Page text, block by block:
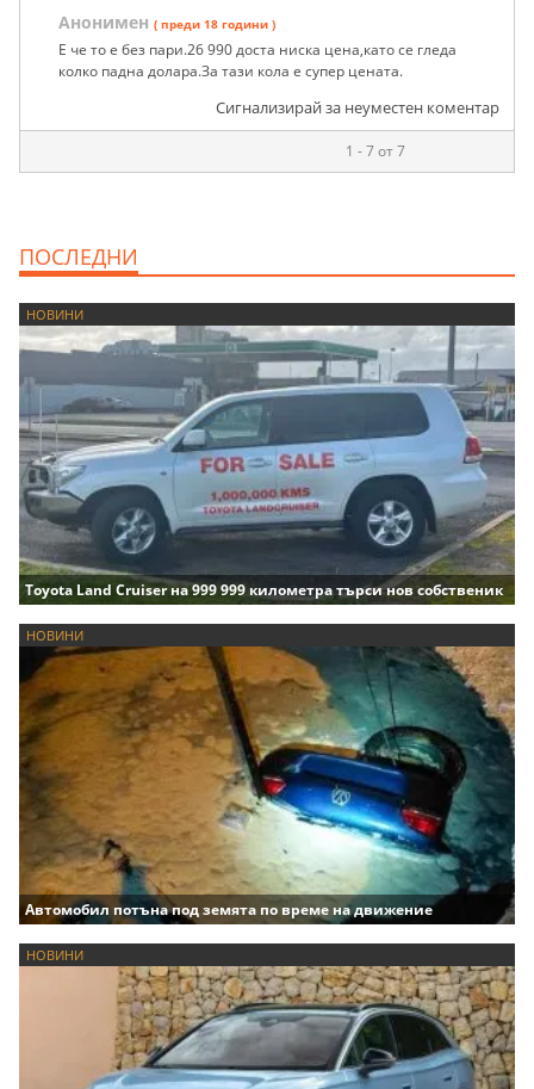
Анонимен ( преди 18 години )
Е че то е без пари.26 990 доста ниска цена,като се гледа
колко падна долара.За тази кола е супер цената.
Сигнализирай за неуместен коментар
1 - 7 от 7
ПОСЛЕДНИ
НОВИНИ
Toyota Land Cruiser на 999 999 километра търси нов собственик
НОВИНИ
Автомобил потъна под земята по време на движение
НОВИНИ